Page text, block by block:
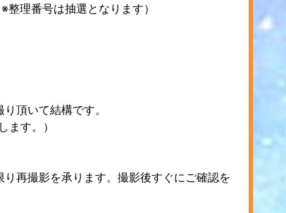
番号は抽選となります）
頂いて結構です。
ます。）
再撮影を承ります。撮影後すぐにご確認を